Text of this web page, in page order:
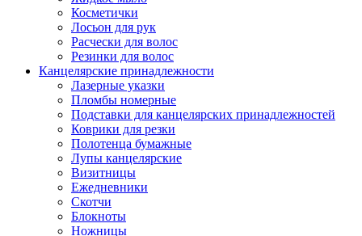
Косметички
Лосьон для рук
Расчески для волос
Резинки для волос
Канцелярские принадлежности
Лазерные указки
Пломбы номерные
Подставки для канцелярских принадлежностей
Коврики для резки
Полотенца бумажные
Лупы канцелярские
Визитницы
Ежедневники
Скотчи
Блокноты
Ножницы